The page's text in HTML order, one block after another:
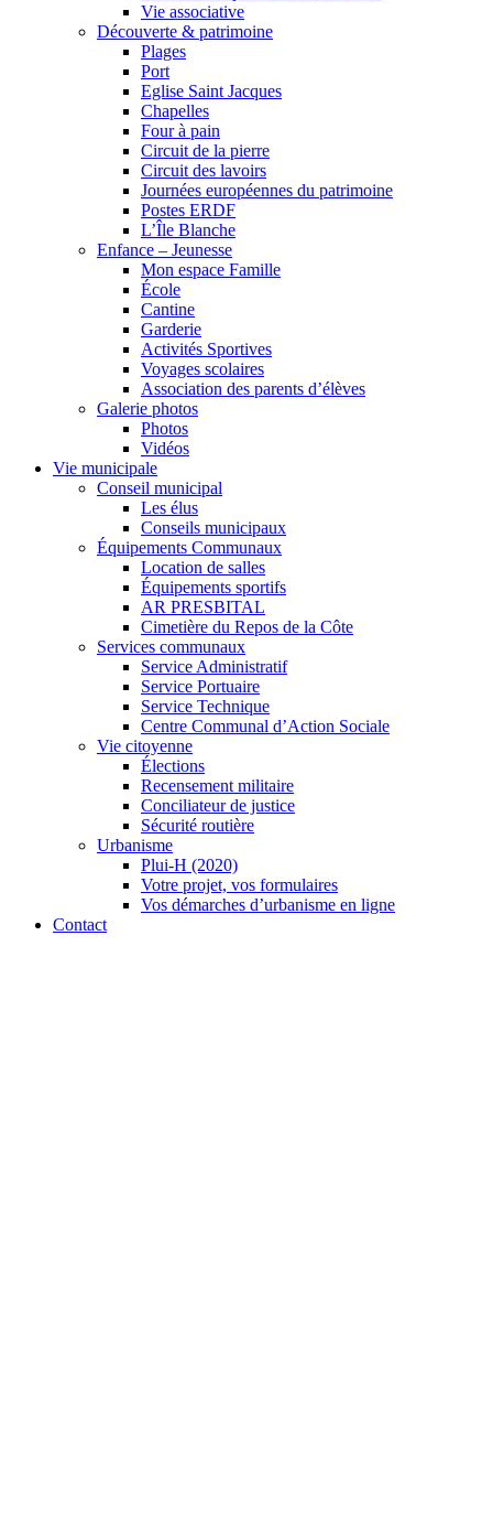
Vie associative
Découverte & patrimoine
Plages
Port
Eglise Saint Jacques
Chapelles
Four à pain
Circuit de la pierre
Circuit des lavoirs
Journées européennes du patrimoine
Postes ERDF
L’Île Blanche
Enfance – Jeunesse
Mon espace Famille
École
Cantine
Garderie
Activités Sportives
Voyages scolaires
Association des parents d’élèves
Galerie photos
Photos
Vidéos
Vie municipale
Conseil municipal
Les élus
Conseils municipaux
Équipements Communaux
Location de salles
Équipements sportifs
AR PRESBITAL
Cimetière du Repos de la Côte
Services communaux
Service Administratif
Service Portuaire
Service Technique
Centre Communal d’Action Sociale
Vie citoyenne
Élections
Recensement militaire
Conciliateur de justice
Sécurité routière
Urbanisme
Plui-H (2020)
Votre projet, vos formulaires
Vos démarches d’urbanisme en ligne
Contact